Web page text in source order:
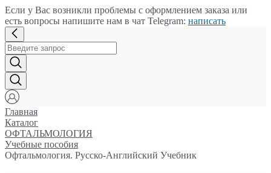
Если у Вас возникли проблемы с оформлением заказа или
есть вопросы напишите нам в чат Telegram: написать
Главная
Каталог
ОФТАЛЬМОЛОГИЯ
Учебные пособия
Офтальмология. Русско-Английский Учебник